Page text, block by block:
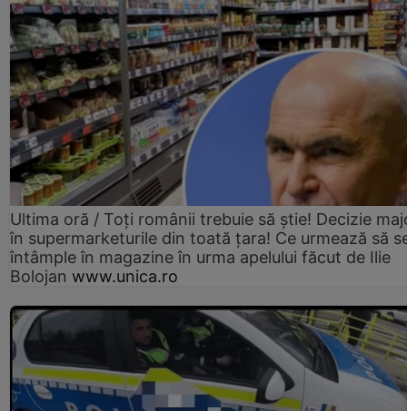
Ultima oră / Toți românii trebuie să știe! Decizie
în supermarketurile din toată țara! Ce urmează să
întâmple în magazine în urma apelului făcut de Ilie
Bolojan www.unica.ro